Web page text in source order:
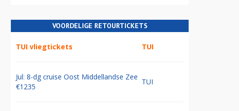
VOORDELIGE RETOURTICKETS
TUI vliegtickets TUI
Jul: 8-dg cruise Oost Middellandse Zee
€1235
TUI